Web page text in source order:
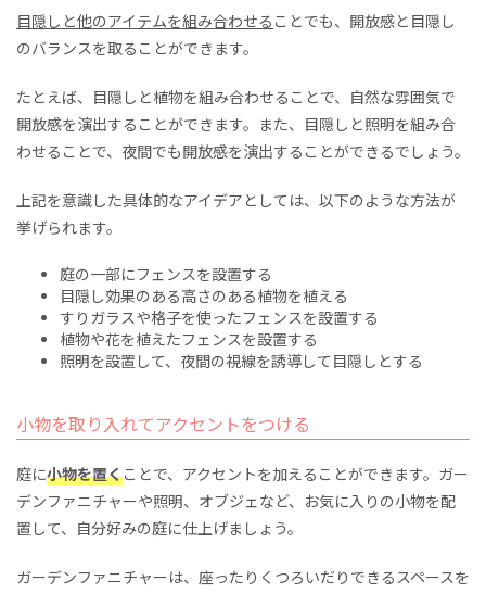
目隠しと他のアイテムを組み合わせる ことでも、開放感と目隠し
のバランスを取ることができます。
たとえば、目隠しと植物を組み合わせることで、自然な雰囲気で
開放感を演出することができます。また、目隠しと照明を組み合
わせることで、夜間でも開放感を演出することができるでしょう。
上記を意識した具体的なアイデアとしては、以下のような方法が
挙げられます。
庭の一部にフェンスを設置する
目隠し効果のある高さのある植物を植える
すりガラスや格子を使ったフェンスを設置する
植物や花を植えたフェンスを設置する
照明を設置して、夜間の視線を誘導して目隠しとする
小物を取り入れてアクセントをつける
庭に小物を置くことで、アクセントを加えることができます。ガー
デンファニチャーや照明、オブジェなど、お気に入りの小物を配
置して、自分好みの庭に仕上げましょう。
ガーデンファニチャーは、座ったりくつろいだりできるスペースを